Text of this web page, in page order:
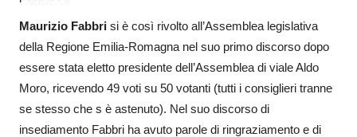
Maurizio Fabbri si è così rivolto all’Assemblea legislativa
della Regione Emilia-Romagna nel suo primo discorso dopo
essere stata eletto presidente dell’Assemblea di viale Aldo
Moro, ricevendo 49 voti su 50 votanti (tutti i consiglieri tranne
se stesso che s è astenuto). Nel suo discorso di
insediamento Fabbri ha avuto parole di ringraziamento e di